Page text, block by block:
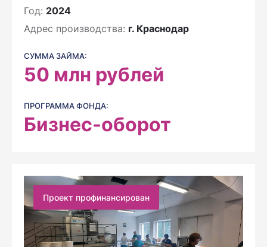
Год: 2024
Адрес производства: г. Краснодар
СУММА ЗАЙМА:
50 млн рублей
ПРОГРАММА ФОНДА:
Бизнес-оборот
Проект профинансирован